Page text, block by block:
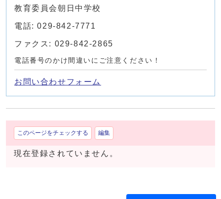
教育委員会朝日中学校
電話: 029-842-7771
ファクス: 029-842-2865
電話番号のかけ間違いにご注意ください！
お問い合わせフォーム
このページをチェックする 編集
現在登録されていません。